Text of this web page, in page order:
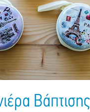
- Ομπρέλες
Βάπτισης